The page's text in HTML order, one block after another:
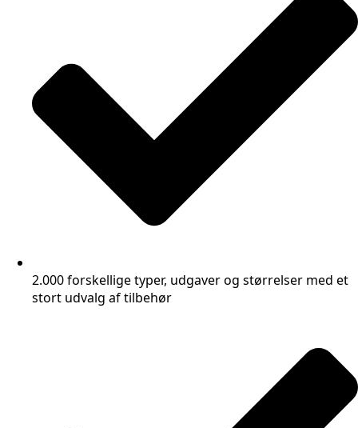
2.000 forskellige typer, udgaver og størrelser med et
stort udvalg af tilbehør